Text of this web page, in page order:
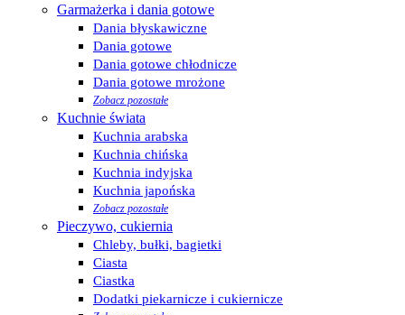
Garmażerka i dania gotowe
Dania błyskawiczne
Dania gotowe
Dania gotowe chłodnicze
Dania gotowe mrożone
Zobacz pozostałe
Kuchnie świata
Kuchnia arabska
Kuchnia chińska
Kuchnia indyjska
Kuchnia japońska
Zobacz pozostałe
Pieczywo, cukiernia
Chleby, bułki, bagietki
Ciasta
Ciastka
Dodatki piekarnicze i cukiernicze